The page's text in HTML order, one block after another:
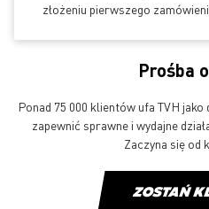
złożeniu pierwszego
Prośba
Ponad 75 000 klientów ufa TVH
zapewnić sprawne i wydajne
Zaczyna się od
ZOSTAŃ